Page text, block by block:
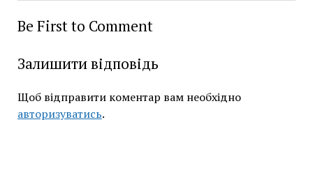
Be First to Comment
Залишити відповідь
Щоб відправити коментар вам необхідно
авторизуватись.